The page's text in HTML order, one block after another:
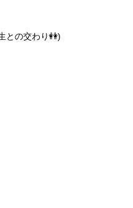
との交わり👭)